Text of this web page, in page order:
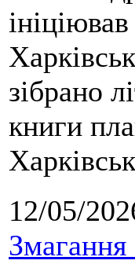
зібрано
книги
12/05/
Змагання